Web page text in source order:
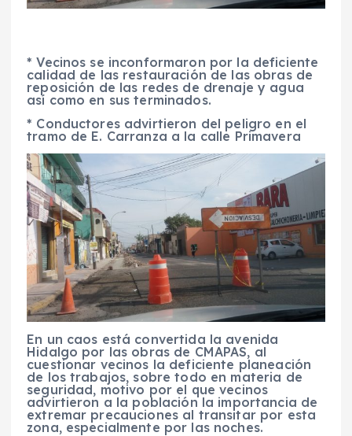
* Vecinos se inconformaron por la deficiente
calidad de las restauración de las obras de
reposición de las redes de drenaje y agua
así como en sus terminados.
* Conductores advirtieron del peligro en el
tramo de E. Carranza a la calle Primavera
En un caos está convertida la avenida
Hidalgo por las obras de CMAPAS, al
cuestionar vecinos la deficiente planeación
de los trabajos, sobre todo en materia de
seguridad, motivo por el que vecinos
advirtieron a la población la importancia de
extremar precauciones al transitar por esta
zona, especialmente por las noches.